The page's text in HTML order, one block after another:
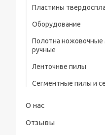
Сверла
радиусные (тип R)
ШЦЦ-III ГОСТ 166-89
Пластины
Оборудование
Полотна
ручные
Ленточнве пилы
Сегментные пилы и
О нас
Отзывы